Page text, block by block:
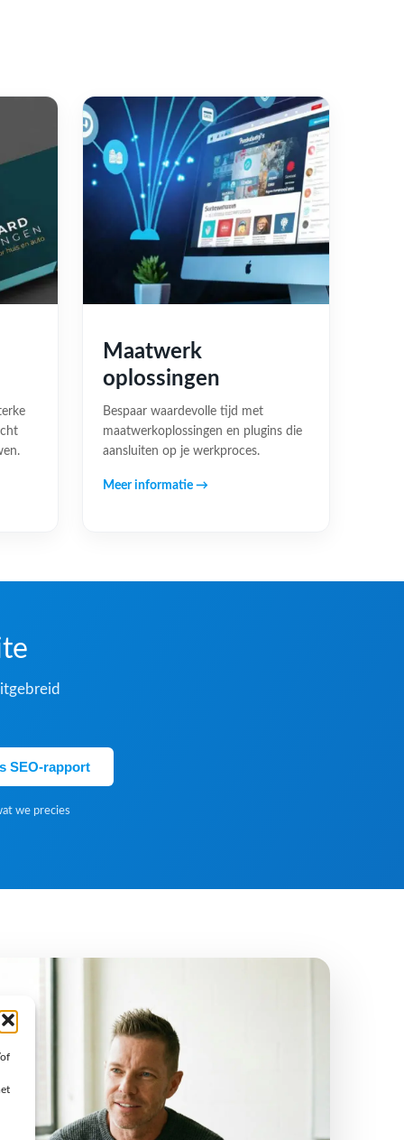
Maatwerk
oplossingen
Bespaar waardevolle tijd met
maatwerkoplossingen en plugins die
aansluiten op je werkproces.
Meer informatie →
SEO-rapport
we precies